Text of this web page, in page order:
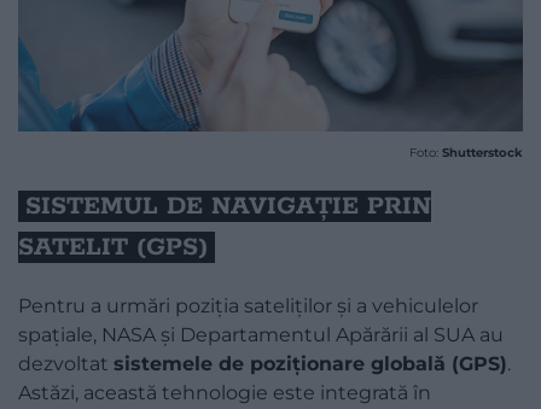
Foto: Shutterstock
SISTEMUL DE NAVIGAȚIE PRIN
SATELIT (GPS)
Pentru a urmări poziția sateliților și a vehiculelor
spațiale, NASA și Departamentul Apărării al SUA au
dezvoltat sistemele de poziționare globală (GPS).
Astăzi, această tehnologie este integrată în